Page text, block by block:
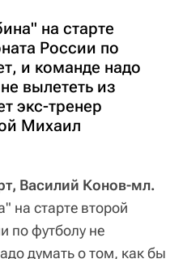
на старте
России по
и команде надо
вылететь из
экс-тренер
Михаил
Василий Конов-мл.
на старте второй
по футболу не
думать о том, как бы